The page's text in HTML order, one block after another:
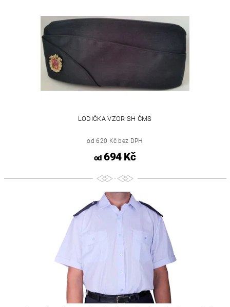
LODIČKA VZOR SH ČMS
od 620 Kč bez DPH
od694 Kč